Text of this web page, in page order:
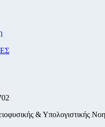
& Υπολογιστικής